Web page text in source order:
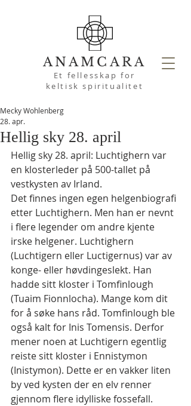
ANAMCARA
Et fellesskap for
keltisk spiritualitet
Hellig sky 28. april
Mecky Wohlenberg
28. apr.
Hellig sky 28. april: Luchtighern var
en klosterleder på 500-tallet på
vestkysten av Irland.
Det finnes ingen egen helgenbiografi
etter Luchtighern. Men han er nevnt
i flere legender om andre kjente
irske helgener. Luchtighern
(Luchtigern eller Luctigernus) var av
konge- eller høvdingeslekt. Han
hadde sitt kloster i Tomfinlough
(Tuaim Fionnlocha). Mange kom dit
for å søke hans råd. Tomfinlough ble
også kalt for Inis Tomensis. Derfor
mener noen at Luchtigern egentlig
reiste sitt kloster i Ennistymon
(Inistymon). Dette er en vakker liten
by ved kysten der en elv renner
gjennom flere idylliske fossefall.